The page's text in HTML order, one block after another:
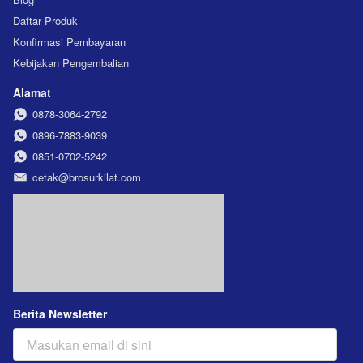
Daftar Produk
Konfirmasi Pembayaran
Kebijakan Pengembalian
Alamat
0878-3064-2792
0896-7883-9039
0851-0702-5242
cetak@brosurkilat.com
Berita Newsletter